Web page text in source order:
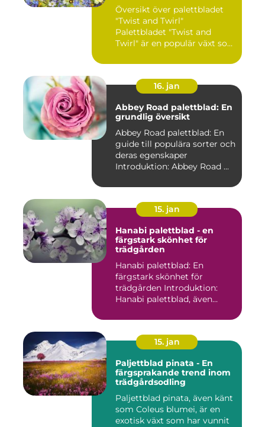
Översikt över palettbladet
"Twist and Twirl"
Palettbladet "Twist and
Twirl" är en populär växt som
16. jan
Abbey Road palettblad: En
grundlig översikt
Abbey Road palettblad: En
guide till populära sorter och
deras egenskaper
Introduktion: Abbey Road ...
15. jan
Hanabi palettblad - en
färgstark skönhet för
trädgården
Hanabi palettblad: En
färgstark skönhet för
trädgården Introduktion:
Hanabi palettblad, även
15. jan
Paljettblad pinata - En
färgsprakande trend inom
trädgårdsodling
Paljettblad pinata, även känt
som Coleus blumei, är en
exotisk växt som har vunnit